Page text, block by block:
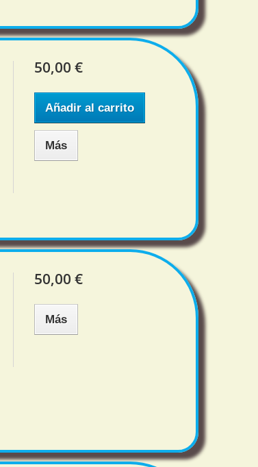
50,00 €
Añadir al carrito
Más
50,00 €
Más